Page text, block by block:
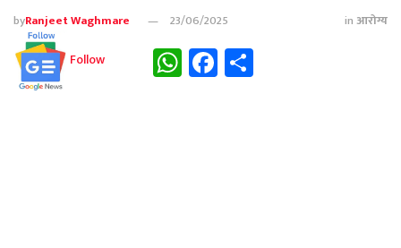
byRanjeet Waghmare 23/06/2025 in आरोग्य
Follow WhatsApp
Facebook